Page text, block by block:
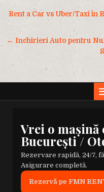
Navigare
articole
Rent a Car vs Uber/Taxi în
← Inchirieri Auto pentru
Vrei o
București /
Rezervare rapidă, 24/7,
Asigurare completă.
Rezervă pe FMN